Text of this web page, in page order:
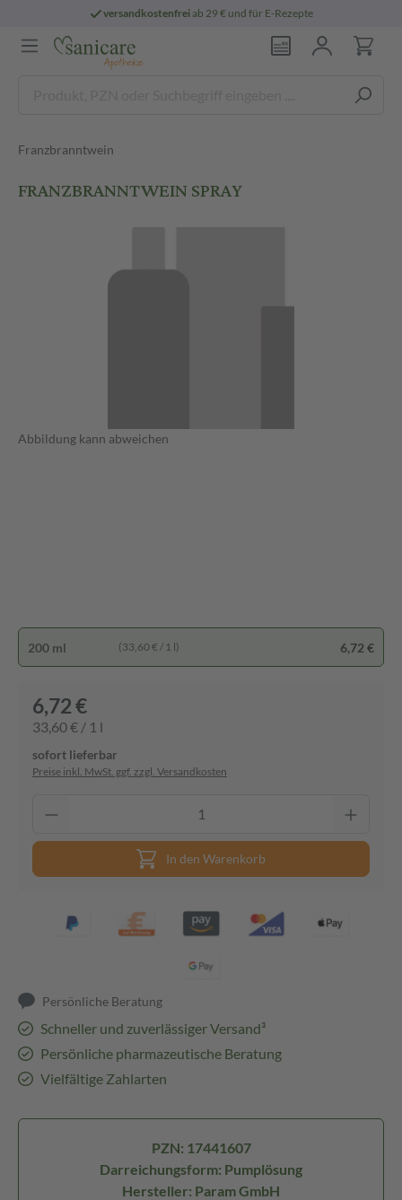
versandkostenfreiab 29 € und für E-Rezepte
Franzbranntwein
FRANZBRANNTWEIN SPRAY
Abbildung kann abweichen
200 ml (33,60 € / 1 l) 6,72 €
6,72 €
33,60 € / 1 l
sofort lieferbar
Preise inkl. MwSt. ggf. zzgl. Versandkosten
In den Warenkorb
Persönliche Beratung
Schneller und zuverlässiger Versand³
Persönliche pharmazeutische Beratung
Vielfältige Zahlarten
PZN: 17441607
Darreichungsform: Pumplösung
Hersteller: Param GmbH